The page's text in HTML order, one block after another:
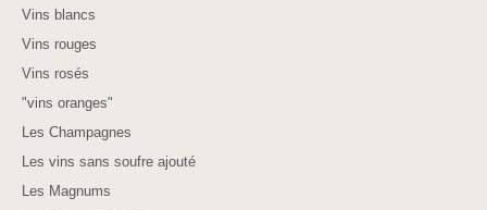
Vins blancs
Vins rouges
Vins rosés
"vins oranges"
Les Champagnes
Les vins sans soufre ajouté
Les Magnums